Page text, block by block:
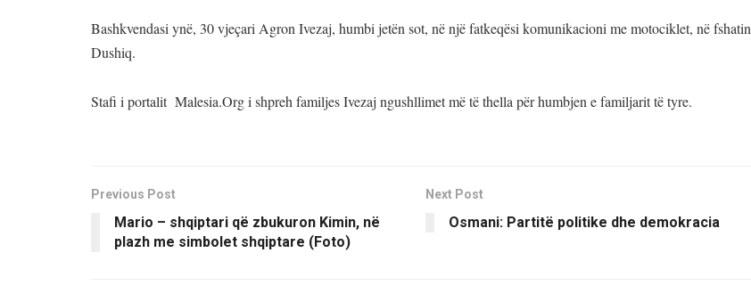
Bashkvendasi ynë, 30 vjeçari Agron Ivezaj, humbi jetën sot, në një fatkeqësi komunikacioni me motociklet, në fshatin
Dushiq.
Stafi i portalit Malesia.Org i shpreh familjes Ivezaj ngushllimet më të thella për humbjen e familjarit të tyre.
Previous Post
Mario – shqiptari që zbukuron Kimin, në
plazh me simbolet shqiptare (Foto)
Next Post
Osmani: Partitë politike dhe demokracia